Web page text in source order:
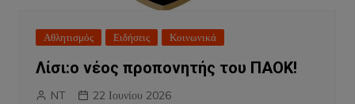
Αθλητισμός Ειδήσεις Κοινωνικά
Λίσι:ο νέος προπονητής του ΠΑΟΚ!
NT 22 Ιουνίου 2026